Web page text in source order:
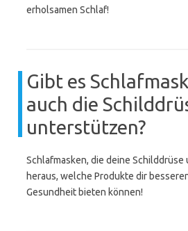
erholsamen Schlaf!
Gibt es
auch die
unterstützen?
Schlafmasken, die deine
heraus, welche Produkte dir
Gesundheit bieten können!